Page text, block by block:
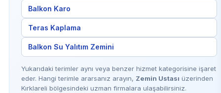
Balkon Karo
Teras Kaplama
Balkon Su Yalıtım Zemini
Yukarıdaki terimler aynı veya benzer hizmet kategorisine işaret
eder. Hangi terimle ararsanız arayın, Zemin Ustası üzerinden
Kırklareli bölgesindeki uzman firmalara ulaşabilirsiniz.